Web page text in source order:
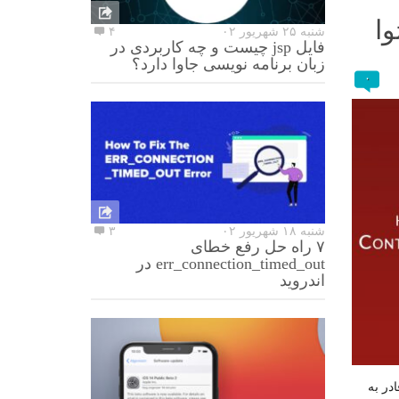
۰
به
شنبه ۲۵ شهریور ۰۲ ۴
فایل jsp چیست و چه کاربردی در
زبان برنامه نویسی جاوا دارد؟
شنبه ۱۸ شهریور ۰۲ ۳
۷ راه حل رفع خطای
err_connection_timed_out در
اندروید